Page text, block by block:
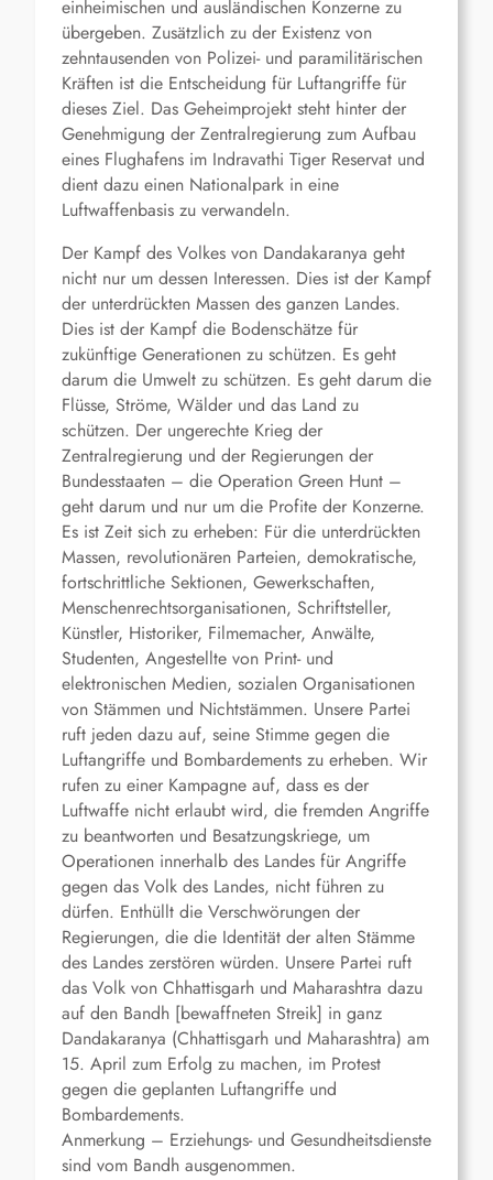
einheimischen und ausländischen Konzerne zu
übergeben. Zusätzlich zu der Existenz von
zehntausenden von Polizei- und paramilitärischen
Kräften ist die Entscheidung für Luftangriffe für
dieses Ziel. Das Geheimprojekt steht hinter der
Genehmigung der Zentralregierung zum Aufbau
eines Flughafens im Indravathi Tiger Reservat und
dient dazu einen Nationalpark in eine
Luftwaffenbasis zu verwandeln.
Der Kampf des Volkes von Dandakaranya geht
nicht nur um dessen Interessen. Dies ist der Kampf
der unterdrückten Massen des ganzen Landes.
Dies ist der Kampf die Bodenschätze für
zukünftige Generationen zu schützen. Es geht
darum die Umwelt zu schützen. Es geht darum die
Flüsse, Ströme, Wälder und das Land zu
schützen. Der ungerechte Krieg der
Zentralregierung und der Regierungen der
Bundesstaaten – die Operation Green Hunt –
geht darum und nur um die Profite der Konzerne.
Es ist Zeit sich zu erheben: Für die unterdrückten
Massen, revolutionären Parteien, demokratische,
fortschrittliche Sektionen, Gewerkschaften,
Menschenrechtsorganisationen, Schriftsteller,
Künstler, Historiker, Filmemacher, Anwälte,
Studenten, Angestellte von Print- und
elektronischen Medien, sozialen Organisationen
von Stämmen und Nichtstämmen. Unsere Partei
ruft jeden dazu auf, seine Stimme gegen die
Luftangriffe und Bombardements zu erheben. Wir
rufen zu einer Kampagne auf, dass es der
Luftwaffe nicht erlaubt wird, die fremden Angriffe
zu beantworten und Besatzungskriege, um
Operationen innerhalb des Landes für Angriffe
gegen das Volk des Landes, nicht führen zu
dürfen. Enthüllt die Verschwörungen der
Regierungen, die die Identität der alten Stämme
des Landes zerstören würden. Unsere Partei ruft
das Volk von Chhattisgarh und Maharashtra dazu
auf den Bandh [bewaffneten Streik] in ganz
Dandakaranya (Chhattisgarh und Maharashtra) am
15. April zum Erfolg zu machen, im Protest
gegen die geplanten Luftangriffe und
Bombardements.
Anmerkung – Erziehungs- und Gesundheitsdienste
sind vom Bandh ausgenommen.